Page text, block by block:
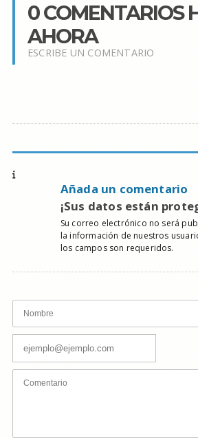
0 COMENTARIOS
AHORA
ESCRIBE UN COMENTARIO
Añada un comentario
¡Sus datos están
Su correo electrónico no será
la información de nuestros
los campos son requeridos.